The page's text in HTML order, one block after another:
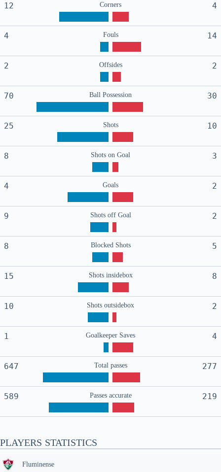
12 Corners 4
4 Fouls 14
2 Offsides 2
70 Ball Possession 30
25 Shots 10
8 Shots on Goal 3
4 Goals 2
9 Shots off Goal 2
8 Blocked Shots 5
15 Shots insidebox 8
10 Shots outsidebox 2
1 Goalkeeper Saves 4
647 Total passes 277
589 Passes accurate 219
PLAYERS STATISTICS
Fluminense